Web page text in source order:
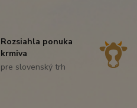
Rozsiahla ponuka
krmiva
pre slovenský trh